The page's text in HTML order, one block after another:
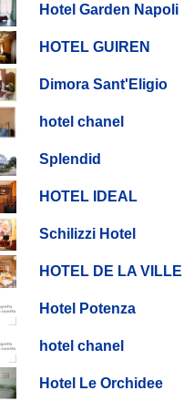
Hotel Garden Napoli
HOTEL GUIREN
Dimora Sant'Eligio
hotel chanel
Splendid
HOTEL IDEAL
Schilizzi Hotel
HOTEL DE LA VILLE
Hotel Potenza
hotel chanel
Hotel Le Orchidee